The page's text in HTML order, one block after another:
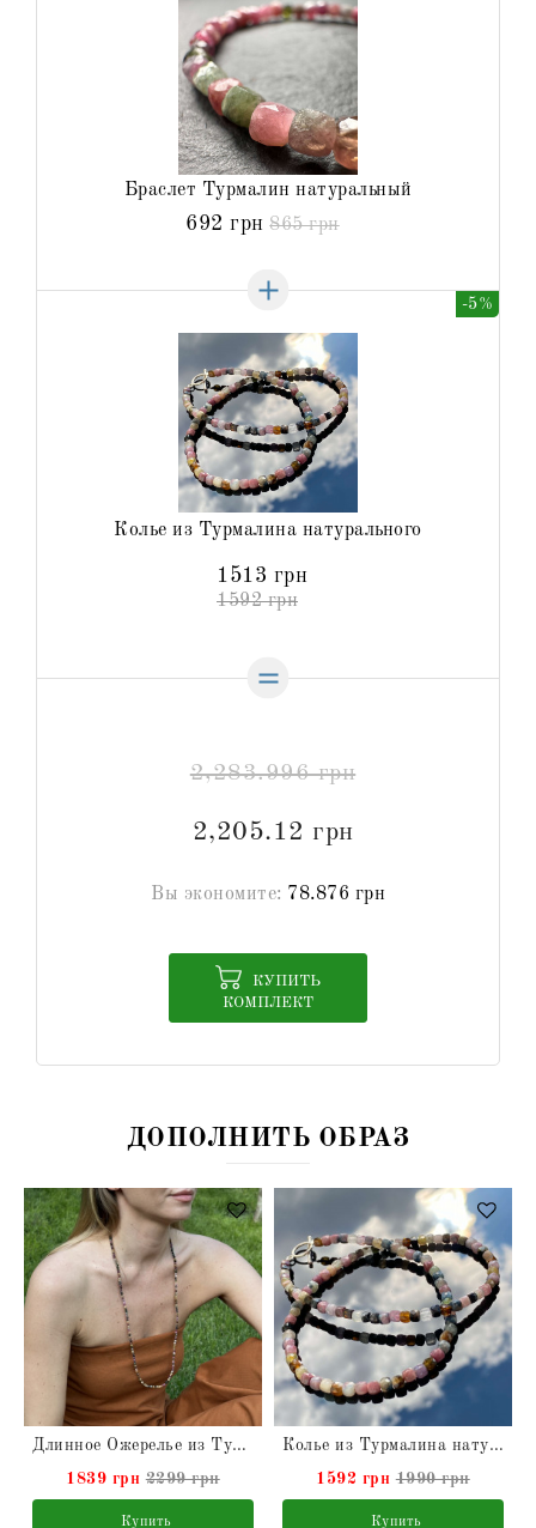
692 грн 865 грн
Браслет Турмалин натуральный
-5%
Колье из Турмалина натурального
1513 грн
1592 грн
2,283.996 грн
2,205.12 грн
Вы экономите: 78.876 грн
КОМПЛЕКТ
ДОПОЛНИТЬ ОБРАЗ
Длинное Ожерелье из Турмалина натурального
1839 грн 2299 грн
Купить
Колье из Турмалина натурального
1592 грн 1990 грн
Купить